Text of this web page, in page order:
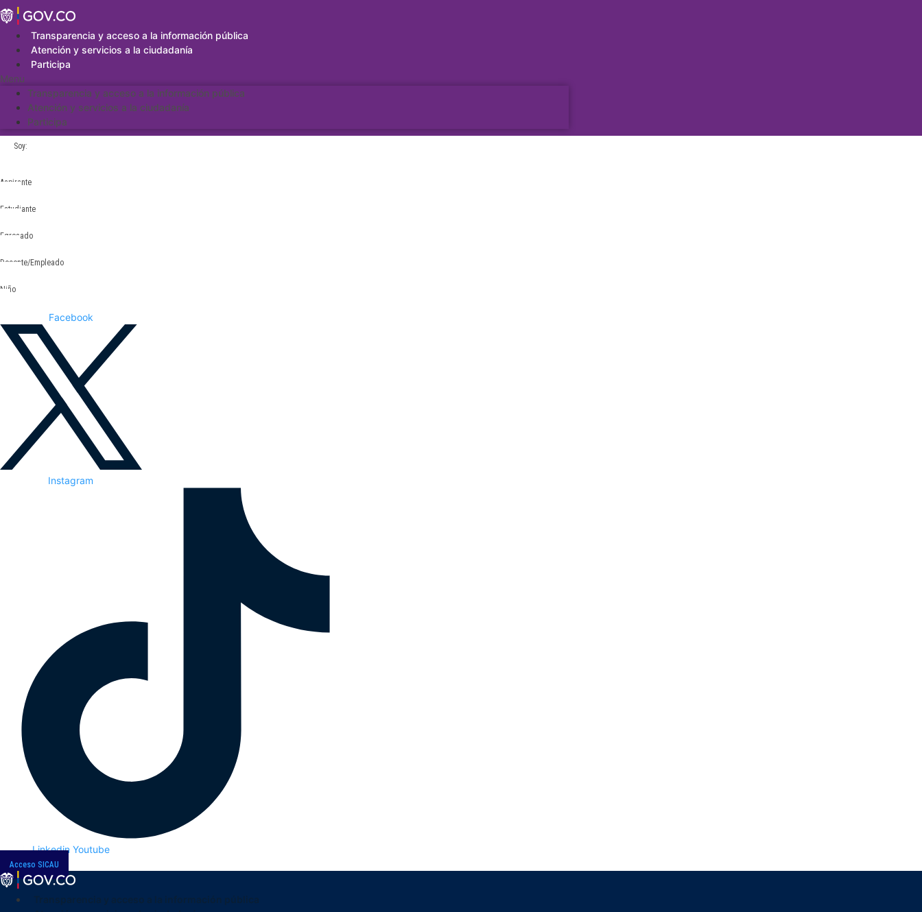
Saltar
al
contenidoTransparencia y acceso a la información pública
Atención y servicios a la ciudadanía
Participa
Menu
Transparencia y acceso a la información pública
Atención y servicios a la ciudadanía
Participa
Soy:
Aspirante
Estudiante
Egresado
Docente/Empleado
Niño
Facebook
Instagram
Linkedin Youtube
Acceso SICAU